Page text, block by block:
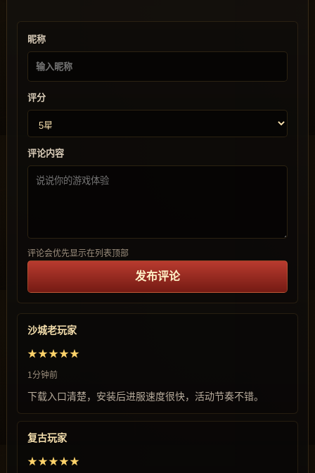
昵称
评分
评论内容
评论会优先显示在列表顶部
发布评论
沙城老玩家
★★★★★
1分钟前
下载入口清楚，安装后进服速度很快，活动节奏不错。
复古玩家
★★★★★